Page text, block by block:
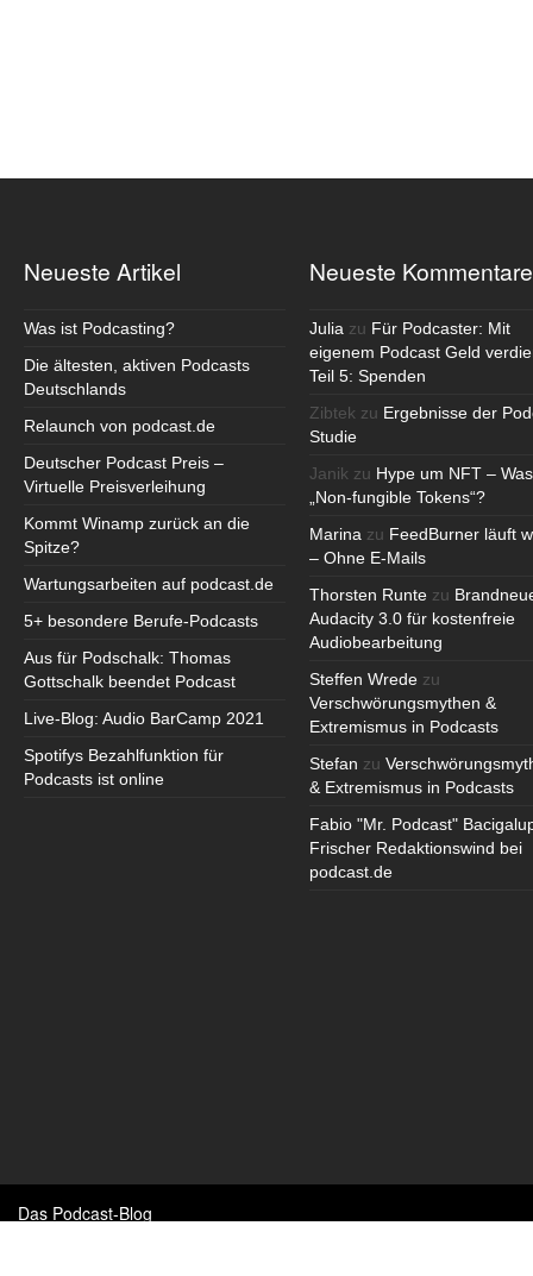
Neueste Artikel
Was ist Podcasting?
Die ältesten, aktiven Podcasts
Deutschlands
Relaunch von podcast.de
Deutscher Podcast Preis –
Virtuelle Preisverleihung
Kommt Winamp zurück an die
Spitze?
Wartungsarbeiten auf podcast.de
5+ besondere Berufe-Podcasts
Aus für Podschalk: Thomas
Gottschalk beendet Podcast
Live-Blog: Audio BarCamp 2021
Spotifys Bezahlfunktion für
Podcasts ist online
Neueste Kommentare
Julia zu Für Podcaster: Mit
eigenem Podcast Geld
Teil 5: Spenden
Zibtek zu Ergebnisse der
Studie
Janik zu Hype um NFT –
„Non-fungible Tokens“?
Marina zu FeedBurner läuft
– Ohne E-Mails
Thorsten Runte zu
Audacity 3.0 für kostenfreie
Audiobearbeitung
Steffen Wrede zu
Verschwörungsmythen &
Extremismus in Podcasts
Stefan zu
& Extremismus in Podcasts
Fabio "Mr. Podcast"
Frischer Redaktionswind bei
podcast.de
Das Podcast-Blog